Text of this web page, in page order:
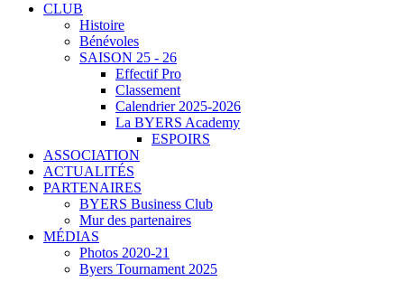
CLUB
Histoire
Bénévoles
SAISON 25 - 26
Effectif Pro
Classement
Calendrier 2025-2026
La BYERS Academy
ESPOIRS
ASSOCIATION
ACTUALITÉS
PARTENAIRES
BYERS Business Club
Mur des partenaires
MÉDIAS
Photos 2020-21
Byers Tournament 2025